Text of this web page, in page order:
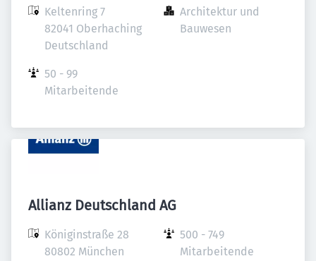
Keltenring 7
82041 Oberhaching
Deutschland
Architektur und
Bauwesen
50 - 99
Mitarbeitende
Allianz Deutschland AG
Königinstraße 28
80802 München
500 - 749
Mitarbeitende